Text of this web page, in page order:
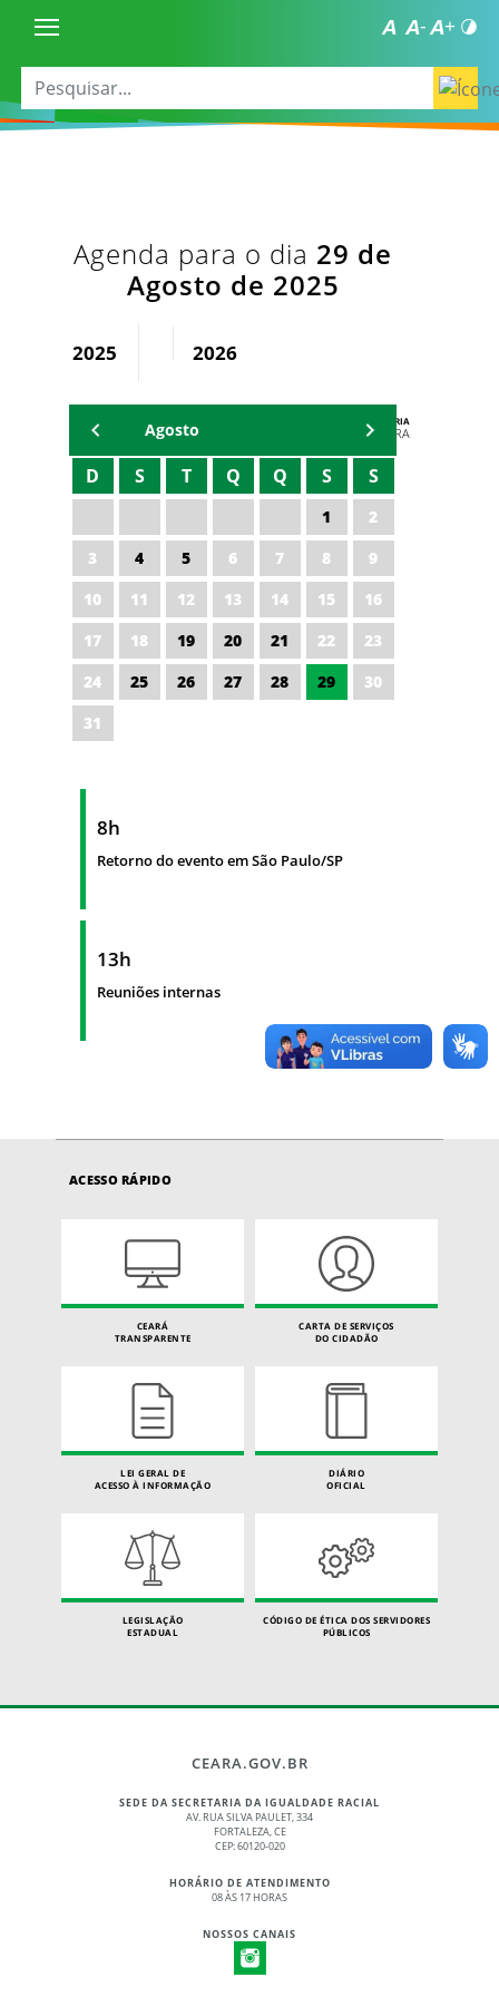
Agenda para o dia 29 de
Agosto de 2025
2025 2026
AGENDA DA SECRETARIA
ZELMA MADEIRA
Agosto
D S T Q Q S S
1
2
3
4 5 6 7 8
9
10
11 12 13 14 15
16
17
18 19 20 21 22
23
24
25 26 27 28 29
30
31
8h
Retorno do evento em São Paulo/SP
13h
Reuniões internas
ACESSO RÁPIDO
CEARÁ
TRANSPARENTE
CARTA DE SERVIÇOS
DO CIDADÃO
LEI GERAL DE
ACESSO À INFORMAÇÃO
DIÁRIO
OFICIAL
LEGISLAÇÃO
ESTADUAL
CÓDIGO DE ÉTICA DOS SERVIDORES
PÚBLICOS
CEARA.GOV.BR
SEDE DA SECRETARIA DA IGUALDADE RACIAL
AV. RUA SILVA PAULET, 334
FORTALEZA, CE
CEP: 60120-020
HORÁRIO DE ATENDIMENTO
08 ÀS 17 HORAS
NOSSOS CANAIS